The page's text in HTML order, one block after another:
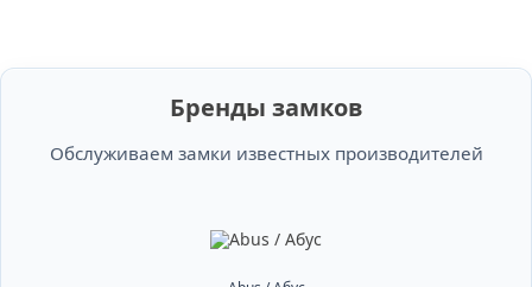
Бренды замков
Обслуживаем замки известных производителей